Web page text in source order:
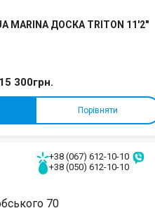
MARINA ДОСКА TRITON 11'2"
15 300грн.
Порівняти
+38 (067) 612-10-10
+38 (050) 612-10-10
70